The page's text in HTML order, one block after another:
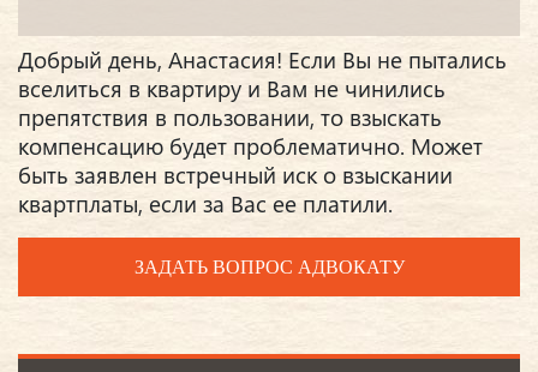
Добрый день, Анастасия! Если Вы не пытались
вселиться в квартиру и Вам не чинились
препятствия в пользовании, то взыскать
компенсацию будет проблематично. Может
быть заявлен встречный иск о взыскании
квартплаты, если за Вас ее платили.
ЗАДАТЬ ВОПРОС АДВОКАТУ